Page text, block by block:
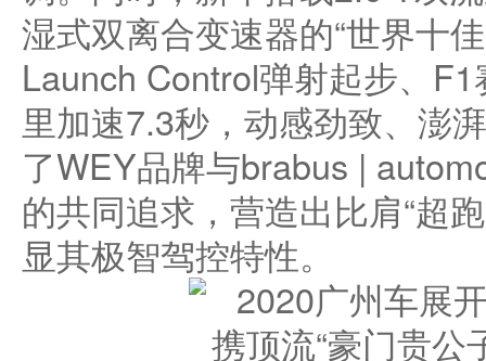
湿式双离合变速器的“世界十
Launch Control弹射起步、
里加速7.3秒，动感劲致、澎
了WEY品牌与brabus |
的共同追求，营造出比肩“超跑
显其极智驾控特性。